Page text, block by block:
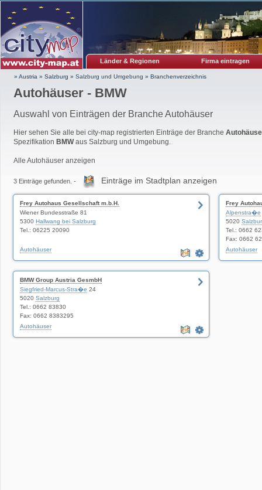
Länder & Regionen Firma eintragen
» Austria » Salzburg » Salzburg und Umgebung » Branchenverzeichnis
Autohäuser - BMW
Auswahl von Einträgen der Branche Autohäuser
Hier sehen Sie alle bei city-map registrierten Einträge der Branche
Spezifikation BMWaus Salzburg und Umgebung.
Alle Autohäuser anzeigen
3 Einträge gefunden. - Einträge im Stadtplan anzeigen
Frey Autohaus Gesellschaft m.b.H.
Wiener Bundesstraße 81
5300 Hallwang bei Salzburg
Tel.: 06225 20090
Autohäuser
Frey
Alpenstra�e
5020
Tel.: 0662
Fax: 0662
Autohäuser
BMW Group Austria GesmbH
Siegfried-Marcus-Stra�e 24
5020 Salzburg
Tel.: 0662 83830
Fax: 0662 8383295
Autohäuser